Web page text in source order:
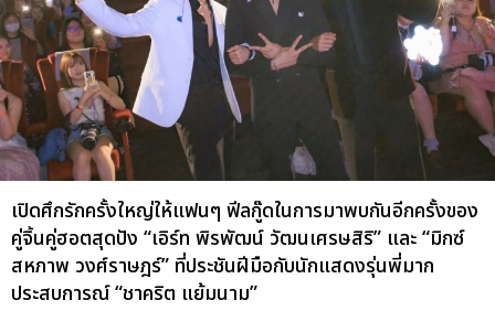
เปิดศึกรักครั้งใหญ่ให้แฟนๆ ฟีลกู๊ดในการมาพบกันอีกครั้งของ
คู่จิ้นคู่ฮอตสุดปัง “เอิร์ท พิรพัฒน์ วัฒนเศรษสิริ” และ “มิกซ์
สหภาพ วงศ์ราษฎร์” ที่ประชันฝีมือกับนักแสดงรุ่นพี่มาก
ประสบการณ์ “ชาคริต แย้มนาม”